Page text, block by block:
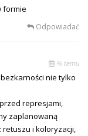
formie
Odpowiadać
% temu
nie tylko
represjami,
zaplanowaną
retuszu i koloryzacji,